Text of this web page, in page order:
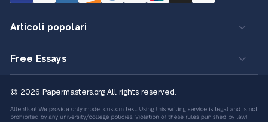
Articoli popolari
Free Essays
© 2026 Papermasters.org All rights reserved.